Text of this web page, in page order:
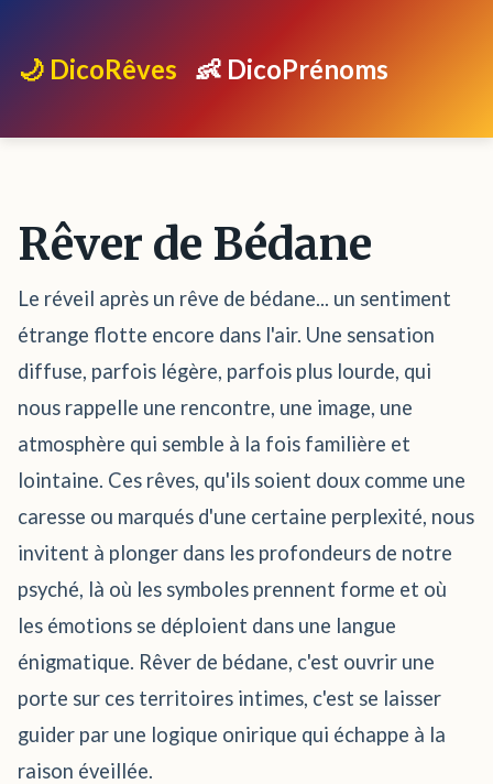
🌙 DicoRêves 👶 DicoPrénoms
Rêver de Bédane
Le réveil après un rêve de bédane... un sentiment
étrange flotte encore dans l'air. Une sensation
diffuse, parfois légère, parfois plus lourde, qui
nous rappelle une rencontre, une image, une
atmosphère qui semble à la fois familière et
lointaine. Ces rêves, qu'ils soient doux comme une
caresse ou marqués d'une certaine perplexité, nous
invitent à plonger dans les profondeurs de notre
psyché, là où les symboles prennent forme et où
les émotions se déploient dans une langue
énigmatique. Rêver de bédane, c'est ouvrir une
porte sur ces territoires intimes, c'est se laisser
guider par une logique onirique qui échappe à la
raison éveillée.